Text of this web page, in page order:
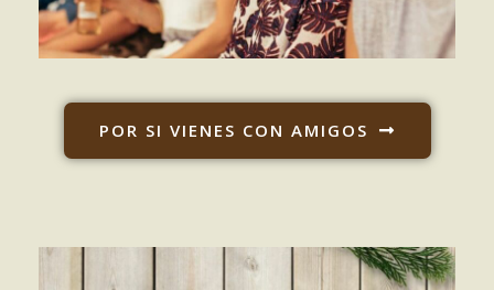
POR SI VIENES CON AMIGOS